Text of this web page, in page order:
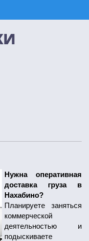
Нужна оперативная
доставка груза в
Нахабино?
Планируете заняться
коммерческой
деятельностью и
подыскиваете